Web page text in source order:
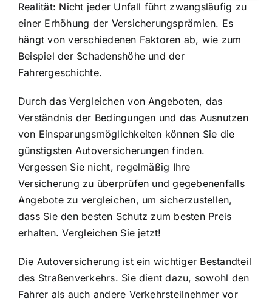
Realität: Nicht jeder Unfall führt zwangsläufig zu
einer Erhöhung der Versicherungsprämien. Es
hängt von verschiedenen Faktoren ab, wie zum
Beispiel der Schadenshöhe und der
Fahrergeschichte.
Durch das Vergleichen von Angeboten, das
Verständnis der Bedingungen und das Ausnutzen
von Einsparungsmöglichkeiten können Sie die
günstigsten Autoversicherungen finden.
Vergessen Sie nicht, regelmäßig Ihre
Versicherung zu überprüfen und gegebenenfalls
Angebote zu vergleichen, um sicherzustellen,
dass Sie den besten Schutz zum besten Preis
erhalten. Vergleichen Sie jetzt!
Die Autoversicherung ist ein wichtiger Bestandteil
des Straßenverkehrs. Sie dient dazu, sowohl den
Fahrer als auch andere Verkehrsteilnehmer vor